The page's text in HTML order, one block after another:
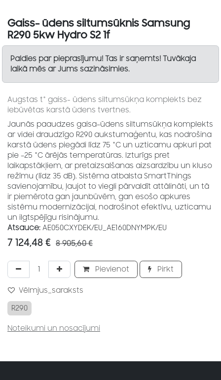
Gaiss- ūdens siltumsūknis Samsung
R290 5kw Hydro S2 1f
Paldies par pieprasījumu! Tas ir saņemts! Tuvākaja
laikā mēs ar Jums sazināsimies.
Augstas t° gaiss- ūdens siltumsūkņa komplekts bez
iebūvētas karstā ūdens tvertnes.
Jaunās paaudzes gaisa–ūdens siltumsūkņa komplekts
ar videi draudzīgo R290 aukstumaģentu, kas nodrošina
karstā ūdens piegādi līdz 75 °C un uzticamu apkuri pat
pie –25 °C ārējās temperatūras. Izturīgs pret
laikapstākļiem, ar pretaizsalšanas aizsardzību un kluso
režīmu (līdz 35 dB). Sistēma atbalsta SmartThings
savienojamību, ļaujot to viegli pārvaldīt attālināti, un tā
ir piemērota gan jaunbūvēm, gan esošo apkures
sistēmu modernizācijai, nodrošinot efektīvu, uzticamu
un ilgtspējīgu risinājumu.
Atsauce: AE050CXYDEK/EU_AE160DNYMPK/EU
7 124,48 € 8 905,60€
Pievienot Pirkt
Vēlmjus_saraksts
R290
Noteikumi un nosacījumi